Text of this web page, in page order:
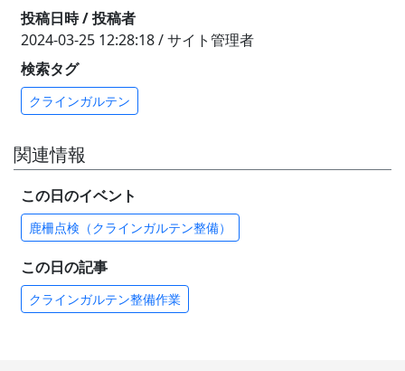
投稿日時 / 投稿者
2024-03-25 12:28:18 / サイト管理者
検索タグ
クラインガルテン
関連情報
この日のイベント
鹿柵点検（クラインガルテン整備）
この日の記事
クラインガルテン整備作業